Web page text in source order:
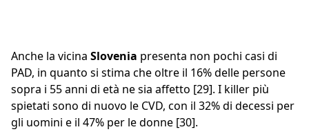
Anche la vicina Slovenia presenta non pochi casi di
PAD, in quanto si stima che oltre il 16% delle persone
sopra i 55 anni di età ne sia affetto [29]. I killer più
spietati sono di nuovo le CVD, con il 32% di decessi per
gli uomini e il 47% per le donne [30].